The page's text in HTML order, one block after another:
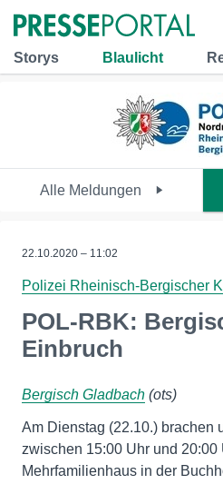
Storys Blaulicht
Alle Meldungen
22.10.2020 – 11:02
Polizei Rheinisch-Bergischer
POL-RBK:
Einbruch
Bergisch Gladbach (ots)
Am Dienstag (22.10.) brachen
zwischen 15:00 Uhr und 20:00
Mehrfamilienhaus in der